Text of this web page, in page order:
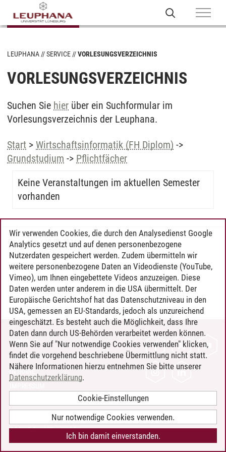
LEUPHANA SERVICE VORLESUNGSVERZEICHNIS
VORLESUNGSVERZEICHNIS
Suchen Sie hier über ein Suchformular im
Vorlesungsverzeichnis der Leuphana.
Start > Wirtschaftsinformatik (FH Diplom) ->
Grundstudium -> Pflichtfächer
Keine Veranstaltungen im aktuellen Semester
vorhanden
Timo Leder/30.06.2024
KONTAKT
LEUPHANA ALS ARBEITGEBER
INTRANET
BARRIEREFREIHEIT
COOKIE-EINSTELLUNGEN
Wir verwenden Cookies, die durch den Analysedienst Google
Analytics gesetzt und auf denen personenbezogene
Nutzerdaten gespeichert werden. Zudem übermitteln wir
weitere personenbezogene Daten an Videodienste (YouTube,
Vimeo), um Ihnen eingebettete Videos anzuzeigen. Diese
Daten werden unter anderem in die USA übermittelt. Der
Europäische Gerichtshof hat das Datenschutzniveau in den
USA, gemessen an EU-Standards, jedoch als unzureichend
eingeschätzt. Es besteht auch die Möglichkeit, dass Ihre
Daten dann durch US-Behörden verarbeitet werden können.
Wenn Sie auf "Nur notwendige Cookies verwenden" klicken,
findet die vorgehend beschriebene Übermittlung nicht statt.
Nähere Informationen hierzu entnehmen Sie bitte unserer
Datenschutzerklärung.
Cookie-Einstellungen
Nur notwendige Cookies verwenden.
Ich bin damit einverstanden.